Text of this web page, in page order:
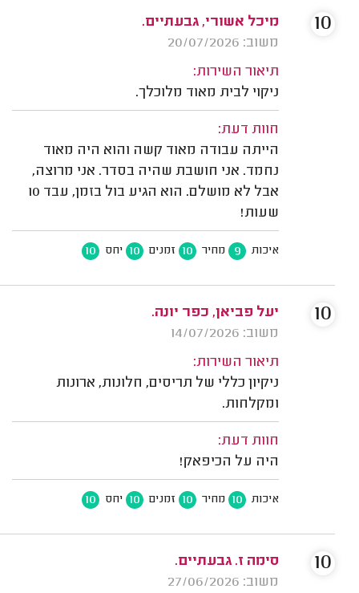
מיכל אשורי, גבעתיים.
משוב: 20/07/2026
תיאור השירות:
ניקוי לבית מאוד מלוכלך.
חוות דעת:
הייתה עבודה מאוד קשה והוא היה מאוד
נחמד. אני חושבת שהיה בסדר. אני מרוצה,
אבל לא מושלם. הוא הגיע בול בזמן, עבד 10
שעות!
איכות 9 מחיר 10 זמנים 10 יחס 10
10
יעל פביאן, כפר יונה.
משוב: 14/07/2026
תיאור השירות:
ניקיון כללי של תריסים, חלונות, ארונות
ומקלחות.
חוות דעת:
היה על הכיפאק!
איכות 10 מחיר 10 זמנים 10 יחס 10
10
סימה ז. גבעתיים.
משוב: 27/06/2026
10